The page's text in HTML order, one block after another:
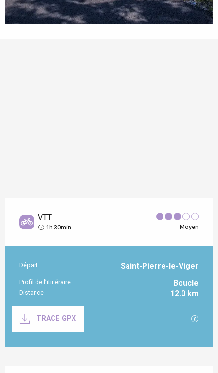
VTT
1h 30min Moyen
Informations pratiques
Départ Saint-Pierre-le-Viger
Profil de l’itinéraire Boucle
Distance 12.0 km
TRACE GPX